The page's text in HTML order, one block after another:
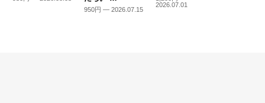
950円 — 2026.07.15
2026.07.01